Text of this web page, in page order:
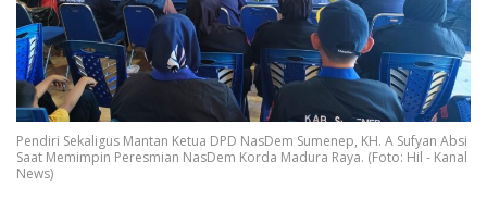
Pendiri Sekaligus Mantan Ketua DPD NasDem Sumenep, KH. A Sufyan Absi
Saat Memimpin Peresmian NasDem Korda Madura Raya. (Foto: Hil - Kanal
News)